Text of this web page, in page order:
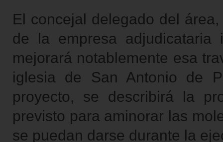
El concejal delegado del
de la empresa adjudicataria
mejorará notablemente esa
iglesia de San Antonio de
proyecto, se describirá la
previsto para aminorar las
se puedan darse durante la